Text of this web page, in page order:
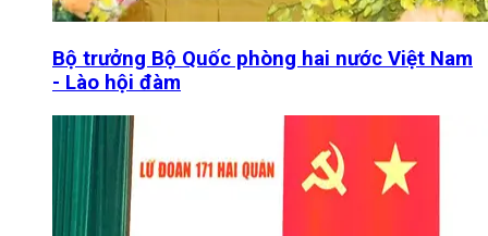
Bộ trưởng Bộ Quốc phòng hai nước Việt Nam
- Lào hội đàm